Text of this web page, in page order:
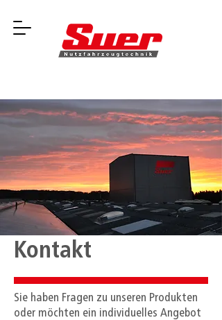
Kontakt
Sie haben Fragen zu unseren Produkten
oder möchten ein individuelles Angebot